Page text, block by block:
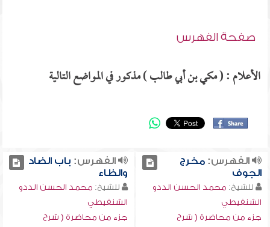
صفحة الفهرس
الأعلام : ( مكي بن أبي طالب ) مذكور في المواضع التالية
الفهرس:مخرج
الجوف
للشيخ: محمد الحسن الددو
الشنقيطي
جزء من محاضرة ( شرح
الفهرس: باب الضاد
والظاء
للشيخ: محمد الحسن الددو
الشنقيطي
جزء من محاضرة ( شرح